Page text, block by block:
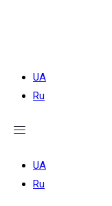
UA
Ru
UA
Ru